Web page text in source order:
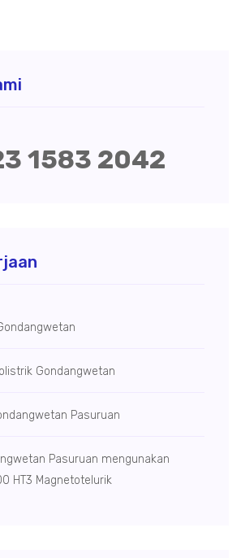
1583 2042
Gondangwetan
Pasuruan
Pasuruan mengunakan
HT3 Magnetotelurik